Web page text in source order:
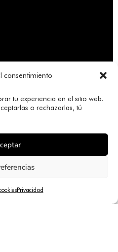
consentimiento
tu experiencia en el sitio web.
o rechazarlas, tú
Privacidad